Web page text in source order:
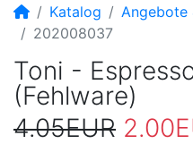
Startseite
Katalog
Angebote
202008037
Toni -
(Fehlware)
4.05EUR